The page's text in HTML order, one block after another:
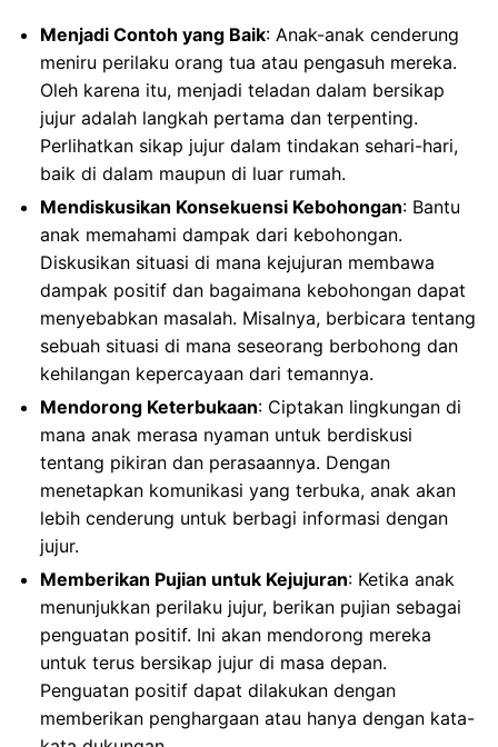
Menjadi Contoh yang Baik: Anak-anak cenderung
meniru perilaku orang tua atau pengasuh mereka.
Oleh karena itu, menjadi teladan dalam bersikap
jujur adalah langkah pertama dan terpenting.
Perlihatkan sikap jujur dalam tindakan sehari-hari,
baik di dalam maupun di luar rumah.
Mendiskusikan Konsekuensi Kebohongan: Bantu
anak memahami dampak dari kebohongan.
Diskusikan situasi di mana kejujuran membawa
dampak positif dan bagaimana kebohongan dapat
menyebabkan masalah. Misalnya, berbicara tentang
sebuah situasi di mana seseorang berbohong dan
kehilangan kepercayaan dari temannya.
Mendorong Keterbukaan: Ciptakan lingkungan di
mana anak merasa nyaman untuk berdiskusi
tentang pikiran dan perasaannya. Dengan
menetapkan komunikasi yang terbuka, anak akan
lebih cenderung untuk berbagi informasi dengan
jujur.
Memberikan Pujian untuk Kejujuran: Ketika anak
menunjukkan perilaku jujur, berikan pujian sebagai
penguatan positif. Ini akan mendorong mereka
untuk terus bersikap jujur di masa depan.
Penguatan positif dapat dilakukan dengan
memberikan penghargaan atau hanya dengan kata-